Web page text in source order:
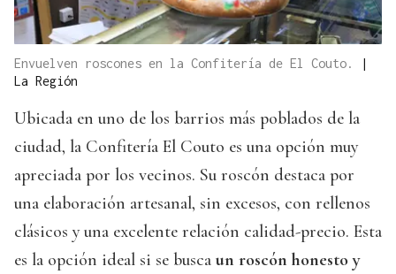
Envuelven roscones en la Confitería de El Couto.
|
La Región
Ubicada en uno de los barrios más poblados de la
ciudad, la Confitería El Couto es una opción muy
apreciada por los vecinos. Su roscón destaca por
una elaboración artesanal, sin excesos, con rellenos
clásicos y una excelente relación calidad-precio. Esta
es la opción ideal si se busca un roscón honesto y